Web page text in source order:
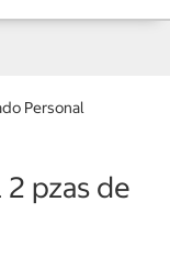
Personal
pzas de